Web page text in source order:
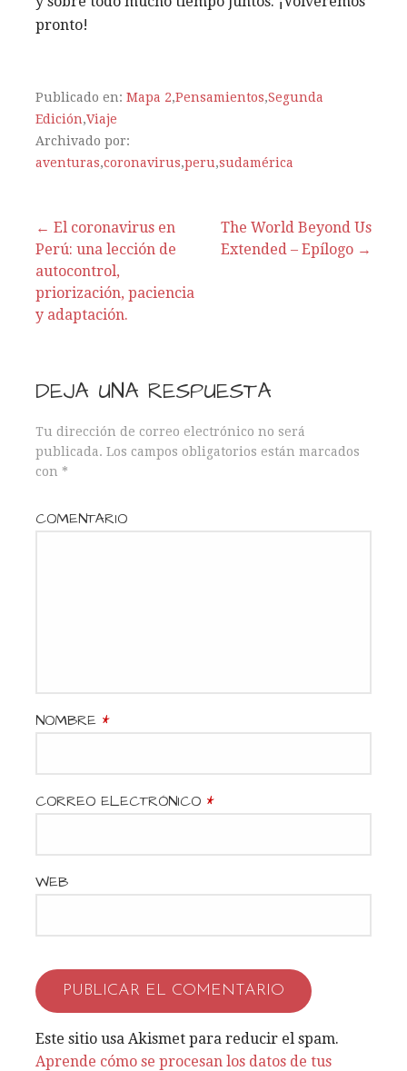
pronto!
Publicado en: Mapa 2,Pensamientos,Segunda
Edición,Viaje
Archivado por:
aventuras,coronavirus,peru,sudamérica
← El coronavirus en
Perú: una lección de
autocontrol,
priorización, paciencia
y adaptación.
The World Beyond Us
Extended – Epílogo →
DEJA UNA RESPUESTA
Tu dirección de correo electrónico no será
publicada. Los campos obligatorios están marcados
con *
COMENTARIO
NOMBRE *
CORREO ELECTRÓNICO *
WEB
Este sitio usa Akismet para reducir el spam.
Aprende cómo se procesan los datos de tus